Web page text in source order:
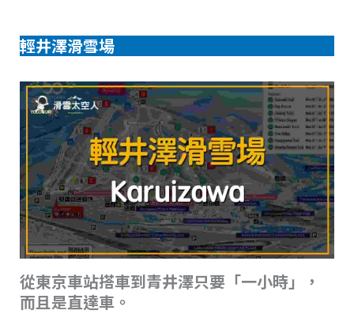
輕井澤滑雪場
從東京車站搭車到青井澤只要「一小時」，
而且是直達車。